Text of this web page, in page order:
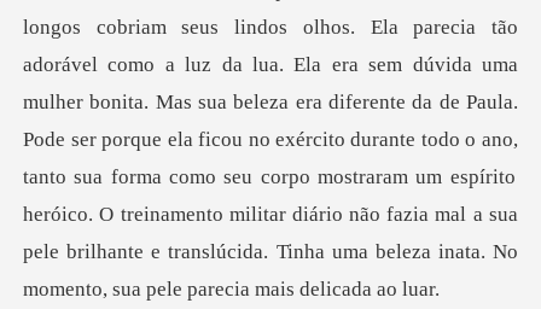
longos cobriam seus lindos olhos. Ela parecia tão
adorável como a luz da lua. Ela era sem dúvida uma
mulher bonita. Mas sua beleza era diferente da de Paula.
Pode ser porque ela ficou no exército durante todo o ano,